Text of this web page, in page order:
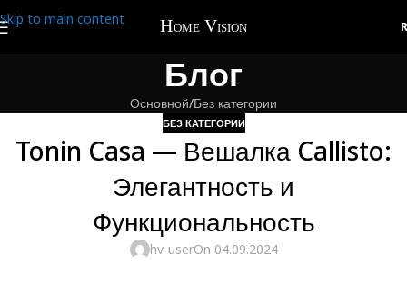
Skip to main content
Блог
Основной Без категории
БЕЗ КАТЕГОРИИ
Tonin Casa — Вешалка Callisto:
Элегантность и
Функциональность
hv-userOn 04.09.2024